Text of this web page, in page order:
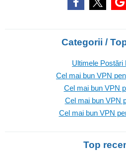
Categorii /
Ultimele Postări
Cel mai bun VPN
Cel mai bun VPN
Cel mai bun VPN
Cel mai bun VPN
Top